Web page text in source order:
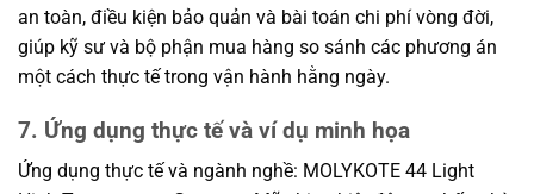
an toàn, điều kiện bảo quản và bài toán chi phí vòng đời,
giúp kỹ sư và bộ phận mua hàng so sánh các phương án
một cách thực tế trong vận hành hằng ngày.
7. Ứng dụng thực tế và ví dụ minh họa
Ứng dụng thực tế và ngành nghề: MOLYKOTE 44 Light